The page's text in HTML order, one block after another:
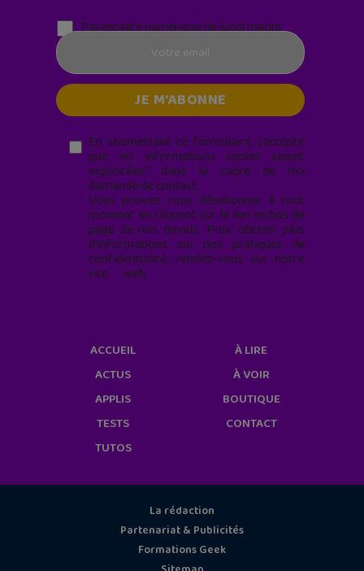
Parentalité numérique (le lundi matin)
En soumettant ce formulaire, j’accepte
que les informations saisies soient
exploitées* dans le cadre de ma
demande de contact.
Vous pouvez vous désabonner à tout
moment en cliquant sur le lien en bas de
page de nos emails. Pour obtenir plus
d'informations sur nos pratiques de
confidentialité, rendez-vous sur notre
site web
ACCUEIL
ACTUS
APPLIS
TESTS
TUTOS
À LIRE
À VOIR
BOUTIQUE
CONTACT
La rédaction
Partenariat & Publicités
Formations Geek